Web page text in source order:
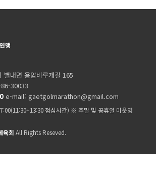
맹
별내면 용암비루개길 165
30033
e-mail: gaetgolmarathon@gmail.com
점심시간) ※ 주말 및 공휴일 미운영
육회 All Rights Reseved.